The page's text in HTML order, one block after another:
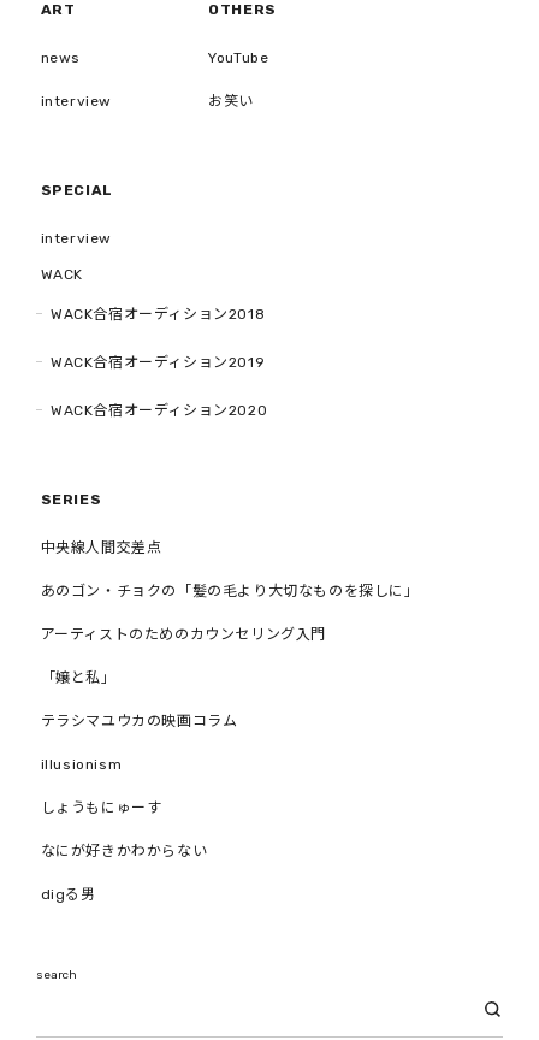
ART
news
interview
OTHERS
YouTube
お笑い
SPECIAL
interview
WACK
WACK合宿オーディション2018
WACK合宿オーディション2019
WACK合宿オーディション2020
SERIES
中央線人間交差点
あのゴン・チョクの「髪の毛より大切なものを探しに」
アーティストのためのカウンセリング入門
「嬢と私」
テラシマユウカの映画コラム
illusionism
しょうもにゅーす
なにが好きかわからない
digる男
search